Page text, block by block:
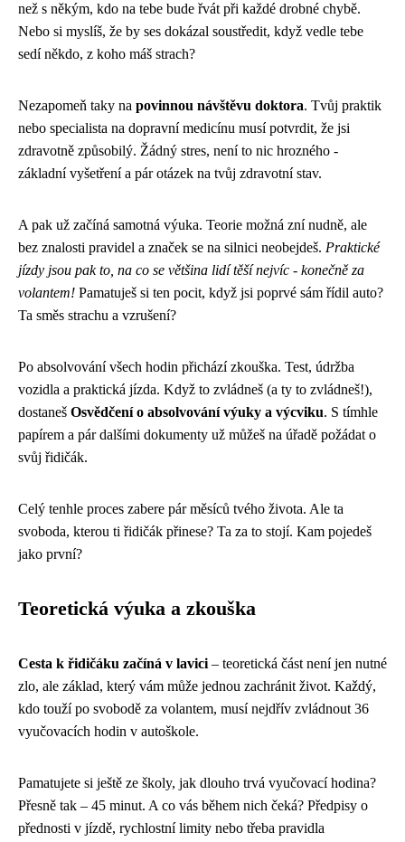
než s někým, kdo na tebe bude řvát při každé drobné chybě.
Nebo si myslíš, že by ses dokázal soustředit, když vedle tebe
sedí někdo, z koho máš strach?
Nezapomeň taky na povinnou návštěvu doktora. Tvůj praktik
nebo specialista na dopravní medicínu musí potvrdit, že jsi
zdravotně způsobilý. Žádný stres, není to nic hrozného -
základní vyšetření a pár otázek na tvůj zdravotní stav.
A pak už začíná samotná výuka. Teorie možná zní nudně, ale
bez znalosti pravidel a značek se na silnici neobejdeš. Praktické
jízdy jsou pak to, na co se většina lidí těší nejvíc - konečně za
volantem! Pamatuješ si ten pocit, když jsi poprvé sám řídil auto?
Ta směs strachu a vzrušení?
Po absolvování všech hodin přichází zkouška. Test, údržba
vozidla a praktická jízda. Když to zvládneš (a ty to zvládneš!),
dostaneš Osvědčení o absolvování výuky a výcviku. S tímhle
papírem a pár dalšími dokumenty už můžeš na úřadě požádat o
svůj řidičák.
Celý tenhle proces zabere pár měsíců tvého života. Ale ta
svoboda, kterou ti řidičák přinese? Ta za to stojí. Kam pojedeš
jako první?
Teoretická výuka a zkouška
Cesta k řidičáku začíná v lavici – teoretická část není jen nutné
zlo, ale základ, který vám může jednou zachránit život. Každý,
kdo touží po svobodě za volantem, musí nejdřív zvládnout 36
vyučovacích hodin v autoškole.
Pamatujete si ještě ze školy, jak dlouho trvá vyučovací hodina?
Přesně tak – 45 minut. A co vás během nich čeká? Předpisy o
přednosti v jízdě, rychlostní limity nebo třeba pravidla